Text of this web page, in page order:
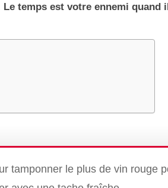
Le temps est votre ennemi quand
tamponner le plus de vin rouge